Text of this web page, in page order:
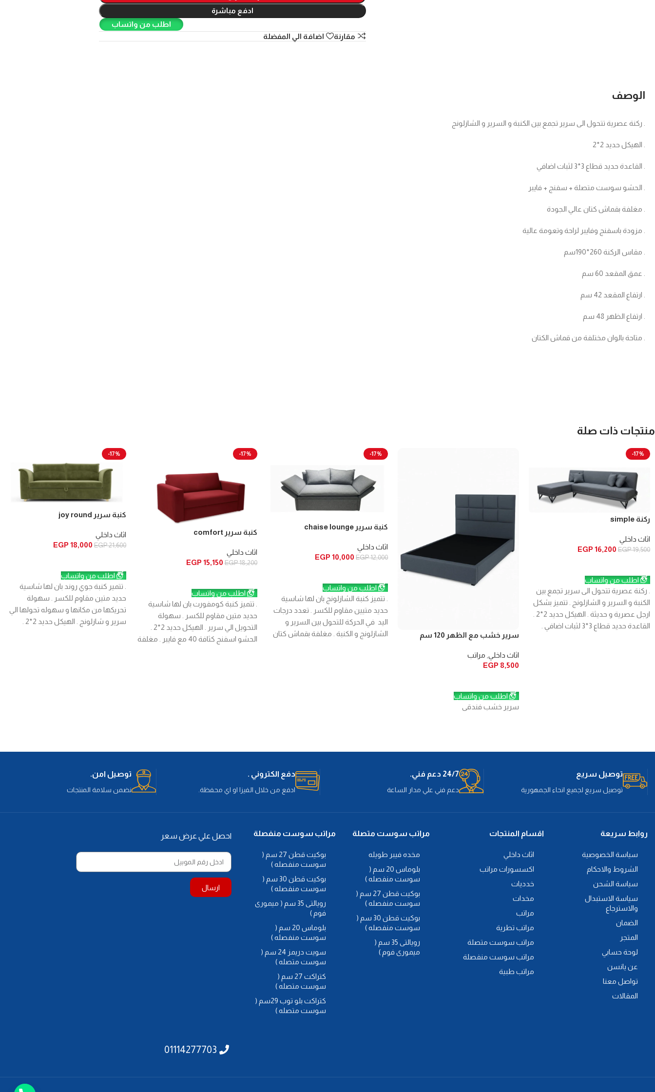
ادفع مباشرة
اطلب من واتساب
مقارنة
اضافة الي المفضلة
الوصف
. ركنة عصرية تتحول الى سرير تجمع بين الكنبة و السرير و الشازلونج
. الهيكل حديد 2*2
. القاعدة حديد قطاع 3*3 لثبات اضافي
. الحشو سوست متصلة + سفنج + فايبر
. مغلفة بقماش كتان عالي الجودة
. مزودة باسفنج وفايبر لراحة وتعومة عالية
. مقاس الركنة 260*190سم
. عمق المقعد 60 سم
. ارتفاع المقعد 42 سم
. ارتفاع الظهر 48 سم
. متاحة بالوان مختلفة من قماش الكتان
منتجات ذات صلة
-17%
ركنة simple
اثاث داخلي
EGP19,500
EGP 16,200
اطلب من واتساب
. ركنة عصرية تتحول الى سرير تجمع بين
الكنبة و السرير و الشازلونج . تتميز بشكل
القاعدة حديد قطاع 3*3 لثبات اضافي .
سرير خشب مع الظهر 120 سم
اثاث داخلي, مراتب
EGP 8,500
اطلب من واتساب
سرير خشب فندقى
-17%
كنبة سرير chaise lounge
اثاث داخلي
EGP12,000
EGP 10,000
اطلب من واتساب
. تتميز كنبة الشازلونج بان لها شاسية
حديد متيين مقاوم للكسر . تعدد درجات
اليد في الحركة للتحول بين السرير و
الشازلونج و الكنبة . مغلفة بقماش كتان
-17%
كنبة سرير comfort
اثاث داخلي
EGP18,200
EGP 15,150
اطلب من واتساب
. تتميز كنبة كومفورت بان لها شاسية
حديد متين مقاوم للكسر . سهولة
الحشو اسفنج كثافة 40 مع فايبر . مغلفة
-17%
كنبة سرير joy round
اثاث داخلي
EGP21,600
EGP 18,000
اطلب من واتساب
. تتمير كنبة جوي روند بان لها شاسية
حديد متين مقاوم للكسر . سهولة
تحريكها من مكانها و سهوله تحولها الي
سرير و شازلونج . الهيكل حديد 2*2 .
توصيل سريع
توصيل سريع لجميع انحاء الجمهورية
24/7 دعم فني.
دعم فني علي مدار الساعة
دفع الكتروني .
ادفع من خلال الفيزا او اي محفظة.
توصيل امن.
نضمن سلامة المنتجات
روابط سريعة
سياسة الخصوصية
الشروط والاحكام
سياسة الشحن
سياسة الاستبدال
والاسترجاع
الضمان
المتجر
لوحة حسابي
عن يانسن
تواصل معنا
المقالات
اقسام المنتجات
اثاث داخلي
اكسسورات مراتب
خدديات
مخدات
مراتب
مراتب تطرية
مراتب سوست متصلة
مراتب سوست منفصلة
مراتب طبية
مراتب سوست متصلة
مخده فيبر طويله
بلوماس 20 سم (
سوست منفصله )
بوكيت قطن 27 سم (
سوست منفصله )
بوكيت قطن 30 سم (
سوست منفصله )
رويالتى 35 سم (
ميمورى فوم )
مراتب سوست منفصلة
بوكيت قطن 27 سم (
سوست منفصله )
بوكيت قطن 30 سم (
سوست منفصله )
رويالتى 35 سم ( ميمورى
فوم )
بلوماس 20 سم (
سوست منفصله )
سويت دريمز 24 سم (
سوست متصله )
كتراكت 27 سم (
سوست متصله )
كتراكت بلو توب 29سم (
سوست متصله )
احصل علي عرض سعر
ارسال
01114277703